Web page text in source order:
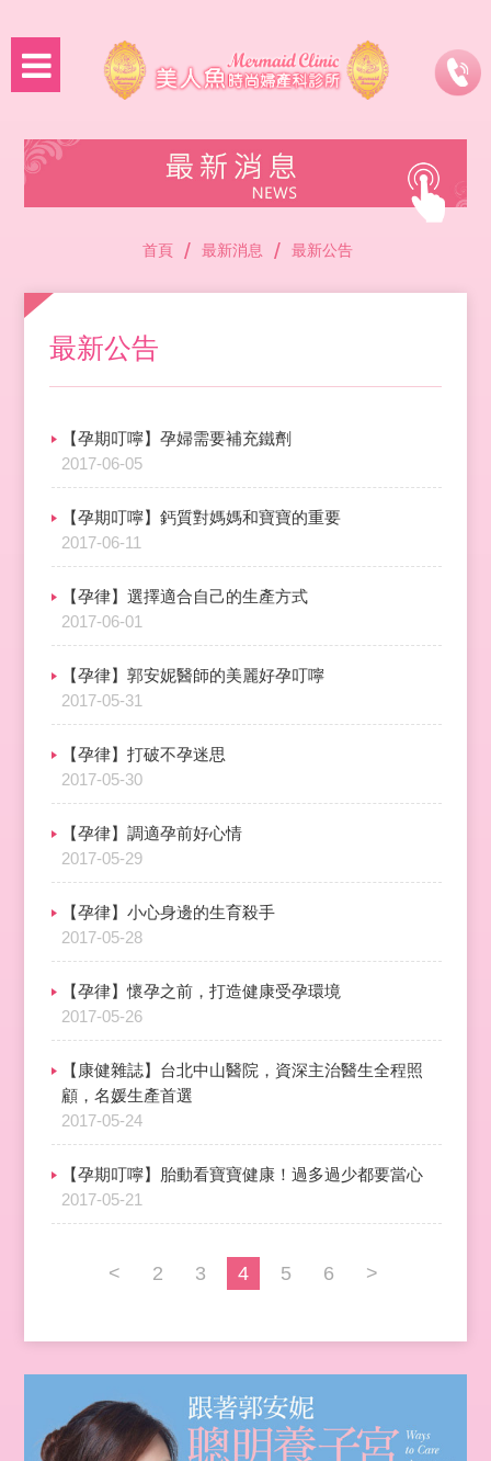
首頁 / 最新消息 / 最新公告
最新公告
【孕期叮嚀】孕婦需要補充鐵劑
2017-06-05
【孕期叮嚀】鈣質對媽媽和寶寶的重要
2017-06-11
【孕律】選擇適合自己的生產方式
2017-06-01
【孕律】郭安妮醫師的美麗好孕叮嚀
2017-05-31
【孕律】打破不孕迷思
2017-05-30
【孕律】調適孕前好心情
2017-05-29
【孕律】小心身邊的生育殺手
2017-05-28
【孕律】懷孕之前，打造健康受孕環境
2017-05-26
【康健雜誌】台北中山醫院，資深主治醫生全程照
顧，名媛生產首選
2017-05-24
【孕期叮嚀】胎動看寶寶健康！過多過少都要當心
2017-05-21
< 2 3 4 5 6 >